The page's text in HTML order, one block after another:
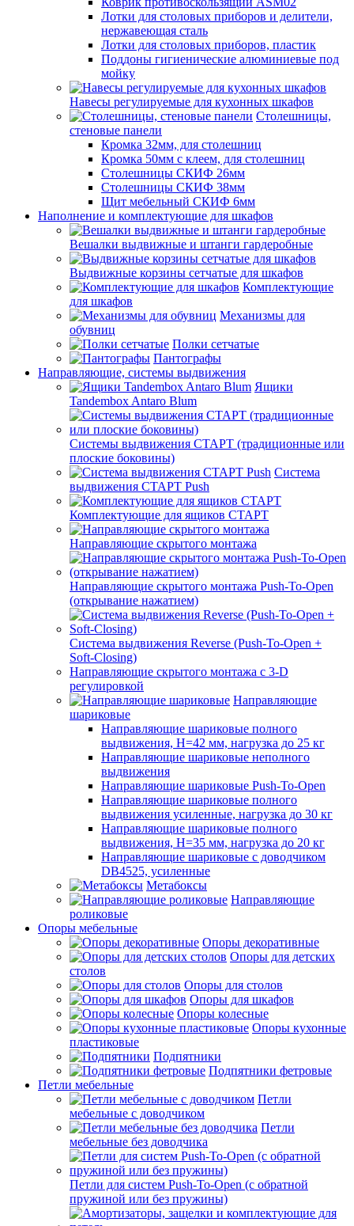
Лотки для столовых приборов и делители,
нержавеющая сталь
Лотки для столовых приборов, пластик
Поддоны гигиенические алюминиевые под
мойку
Навесы регулируемые для кухонных шкафов
Столешницы,
стеновые панели
Кромка 32мм, для столешниц
Кромка 50мм с клеем, для столешниц
Столешницы СКИФ 26мм
Столешницы СКИФ 38мм
Щит мебельный СКИФ 6мм
Наполнение и комплектующие для шкафов
Вешалки выдвижные и штанги гардеробные
Выдвижные корзины сетчатые для шкафов
Комплектующие
для шкафов
Механизмы для
обувниц
Полки сетчатые
Пантографы
Направляющие, системы выдвижения
Ящики
Tandembox Antaro Blum
Системы выдвижения СТАРТ (традиционные или
плоские боковины)
Система
выдвижения СТАРТ Push
Комплектующие для ящиков СТАРТ
Направляющие скрытого монтажа
Направляющие скрытого монтажа Push-To-Open
(открывание нажатием)
Система выдвижения Reverse (Push-To-Open +
Soft-Closing)
Направляющие скрытого монтажа с 3-D
регулировкой
Направляющие
шариковые
Направляющие шариковые полного
выдвижения, H=42 мм, нагрузка до 25 кг
Направляющие шариковые неполного
выдвижения
Направляющие шариковые Push-To-Open
Направляющие шариковые полного
выдвижения усиленные, нагрузка до 30 кг
Направляющие шариковые полного
выдвижения, H=35 мм, нагрузка до 20 кг
Направляющие шариковые с доводчиком
DB4525, усиленные
Метабоксы
Направляющие
роликовые
Опоры мебельные
Опоры декоративные
Опоры для детских
столов
Опоры для столов
Опоры для шкафов
Опоры колесные
Опоры кухонные
пластиковые
Подпятники
Подпятники фетровые
Петли мебельные
Петли
мебельные с доводчиком
Петли
мебельные без доводчика
Петли для систем Push-To-Open (с обратной
пружиной или без пружины)